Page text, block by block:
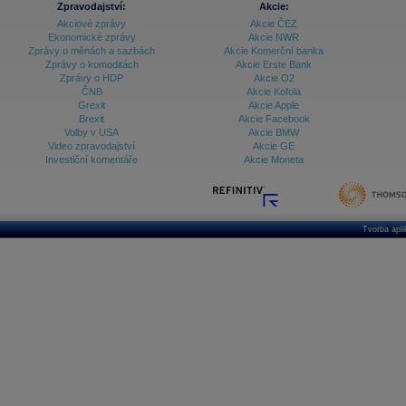
Archiv - Vývoj české koruny
Archiv analýz - Makroukazatele
Ceny průmyslových výrobců - Data a prognózy
Ceny průmyslových výrobců - Graf (ČR)
Ceny průmyslových výrobců - Kalendář (ČR)
Ceny průmyslových výrobců - Zpravodajství
Databanka - Ceny
Zpravodajství:
Akciové zprávy
Ekonomické zprávy
Zprávy o měnách a sazbách
Zprávy o komoditách
Zprávy o HDP
ČNB
Grexit
Brexit
Volby v USA
Video zpravodajství
Investiční komentáře
Akcie:
Akcie ČEZ
Akcie NWR
Akcie Komerční banka
Akcie Erste Bank
Akcie O2
Akcie Kofola
Akcie Apple
Akcie Facebook
Akcie BMW
Akcie GE
Akcie Moneta
Tvorba